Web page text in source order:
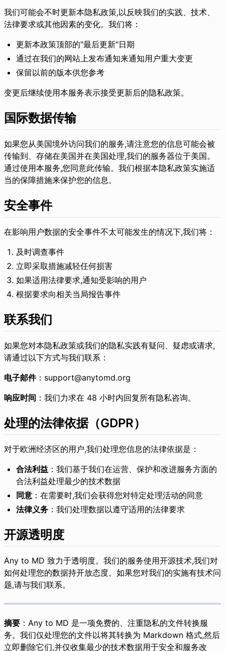
我们可能会不时更新本隐私政策,以反映我们的实践、技术、
法律要求或其他因素的变化。我们将：
更新本政策顶部的"最后更新"日期
通过在我们的网站上发布通知来通知用户重大变更
保留以前的版本供您参考
变更后继续使用本服务表示接受更新后的隐私政策。
国际数据传输
如果您从美国境外访问我们的服务,请注意您的信息可能会被
传输到、存储在美国并在美国处理,我们的服务器位于美国。
通过使用本服务,您同意此传输。我们根据本隐私政策实施适
当的保障措施来保护您的信息。
安全事件
在影响用户数据的安全事件不太可能发生的情况下,我们将：
及时调查事件
立即采取措施减轻任何损害
如果适用法律要求,通知受影响的用户
根据要求向相关当局报告事件
联系我们
如果您对本隐私政策或我们的隐私实践有疑问、疑虑或请求,
请通过以下方式与我们联系：
电子邮件： support@anytomd.org
响应时间 ：我们力求在 48 小时内回复所有隐私咨询。
处理的法律依据（GDPR）
对于欧洲经济区的用户,我们处理您信息的法律依据是：
合法利益 ：我们基于我们在运营、保护和改进服务方面的
合法利益处理最少的技术数据
同意 ：在需要时,我们会获得您对特定处理活动的同意
法律义务 ：我们处理数据以遵守适用的法律要求
开源透明度
Any to MD 致力于透明度。我们的服务使用开源技术,我们对
如何处理您的数据持开放态度。如果您对我们的实施有技术问
题,请与我们联系。
摘要 ：Any to MD 是一项免费的、注重隐私的文件转换服
务。我们仅处理您的文件以将其转换为 Markdown 格式,然后
立即删除它们,并仅收集最少的技术数据用于安全和服务改